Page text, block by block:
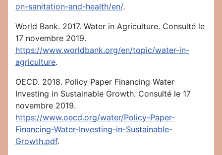
on-sanitation-and-health/en/.
World Bank. 2017. Water in Agriculture. Consulté le
17 novembre 2019.
https://www.worldbank.org/en/topic/water-in-
agriculture.
OECD. 2018. Policy Paper Financing Water
Investing in Sustainable Growth. Consulté le 17
novembre 2019.
https://www.oecd.org/water/Policy-Paper-
Financing-Water-Investing-in-Sustainable-
Growth.pdf.